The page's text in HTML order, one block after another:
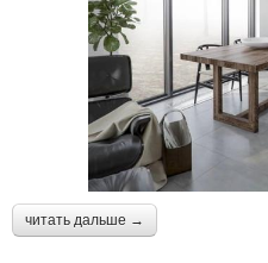
читать дальше →